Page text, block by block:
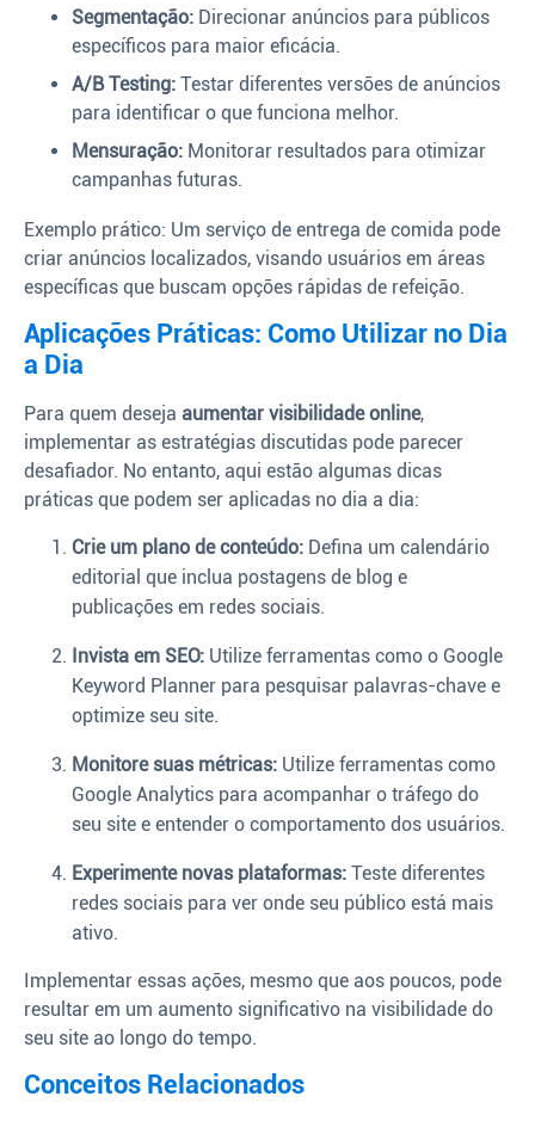
Segmentação: Direcionar anúncios para públicos
específicos para maior eficácia.
A/B Testing: Testar diferentes versões de anúncios
para identificar o que funciona melhor.
Mensuração: Monitorar resultados para otimizar
campanhas futuras.
Exemplo prático: Um serviço de entrega de comida pode
criar anúncios localizados, visando usuários em áreas
específicas que buscam opções rápidas de refeição.
Aplicações Práticas: Como Utilizar no Dia
a Dia
Para quem deseja aumentar visibilidade online,
implementar as estratégias discutidas pode parecer
desafiador. No entanto, aqui estão algumas dicas
práticas que podem ser aplicadas no dia a dia:
Crie um plano de conteúdo: Defina um calendário
editorial que inclua postagens de blog e
publicações em redes sociais.
Invista em SEO: Utilize ferramentas como o Google
Keyword Planner para pesquisar palavras-chave e
optimize seu site.
Monitore suas métricas: Utilize ferramentas como
Google Analytics para acompanhar o tráfego do
seu site e entender o comportamento dos usuários.
Experimente novas plataformas: Teste diferentes
redes sociais para ver onde seu público está mais
ativo.
Implementar essas ações, mesmo que aos poucos, pode
resultar em um aumento significativo na visibilidade do
seu site ao longo do tempo.
Conceitos Relacionados